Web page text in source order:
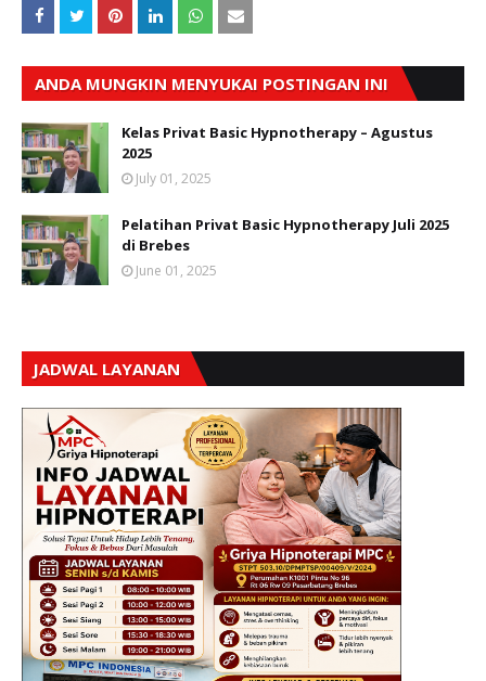
ANDA MUNGKIN MENYUKAI POSTINGAN INI
Kelas Privat Basic Hypnotherapy – Agustus
2025
July 01, 2025
Pelatihan Privat Basic Hypnotherapy Juli 2025
di Brebes
June 01, 2025
JADWAL LAYANAN